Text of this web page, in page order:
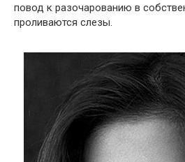
повод к разочарованию в
проливаются слезы.